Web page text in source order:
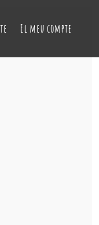
El meu compte